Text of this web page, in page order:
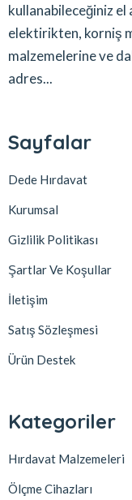
kullanabileceğiniz
elektirikten, korniş
malzemelerine ve
adres...
Sayfalar
Dede Hırdavat
Kurumsal
Gizlilik Politikası
Şartlar Ve Koşullar
İletişim
Satış Sözleşmesi
Ürün Destek
Kategoriler
Hırdavat Malzemeleri
Ölçme Cihazları